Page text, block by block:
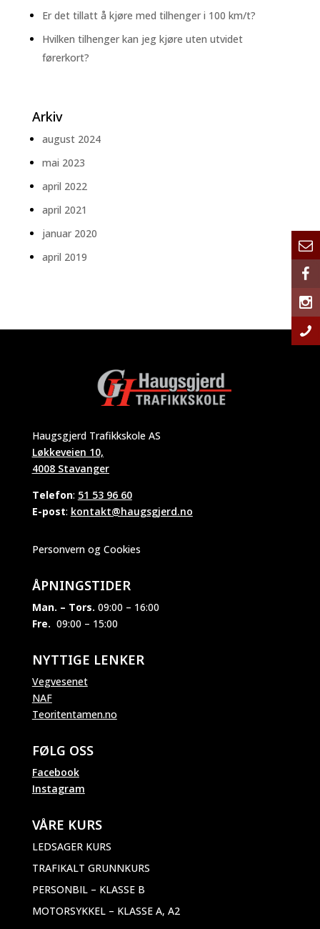
Er det tillatt å kjøre med tilhenger i 100 km/t?
Hvilken tilhenger kan jeg kjøre uten utvidet
førerkort?
Arkiv
august 2024
mai 2023
april 2022
april 2021
januar 2020
april 2019
Haugsgjerd Trafikkskole AS
Løkkeveien 10,
4008 Stavanger
Telefon: 51 53 96 60
E-post: kontakt@haugsgjerd.no
Personvern og Cookies
ÅPNINGSTIDER
Man. – Tors. 09:00 – 16:00
Fre. 09:00 – 15:00
NYTTIGE LENKER
Vegvesenet
NAF
Teoritentamen.no
FØLG OSS
Facebook
Instagram
VÅRE KURS
LEDSAGER KURS
TRAFIKALT GRUNNKURS
PERSONBIL – KLASSE B
MOTORSYKKEL – KLASSE A, A2